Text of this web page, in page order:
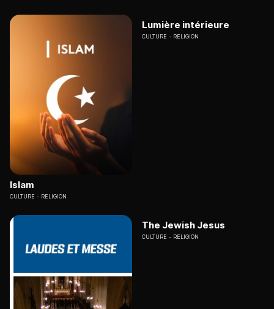
Islam
CULTURE RELIGION
Lumière intérieure
CULTURE RELIGION
The Jewish Jesus
CULTURE RELIGION